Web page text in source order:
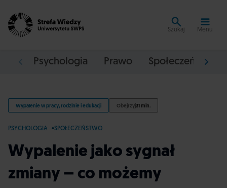
Szukaj Menu
Psychologia Prawo Społeczeństwo
Wypalenie w pracy, rodzinie i edukacji Obejrzyj31 min.
PSYCHOLOGIA SPOŁECZEŃSTWO
Wypalenie jako sygnał
zmiany – co możemy